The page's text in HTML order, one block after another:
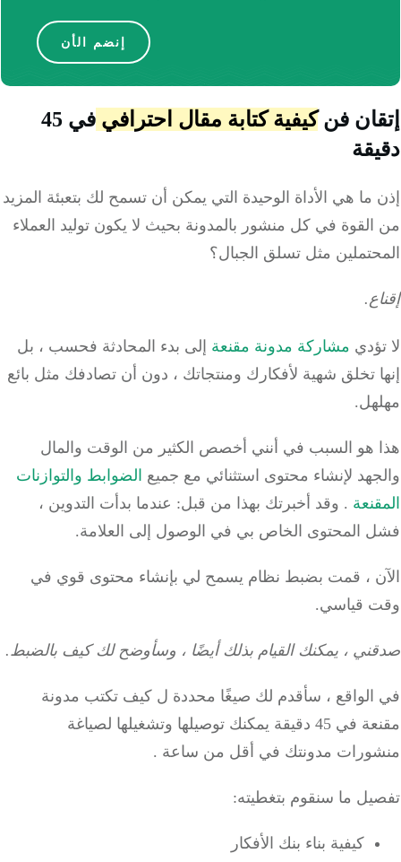
إنضم الأن
فنكيفية كتابة مقال احترافي
في 45
ما هي الأداة الوحيدة التي يمكن أن تسمح لك بتعبئة المزيد
في كل منشور بالمدونة بحيث لا يكون توليد العملاء
مثل تسلق الجبال؟
مشاركة مدونة مقنعةإلى بدء المحادثة فحسب ، بل
تخلق شهية لأفكارك ومنتجاتك ، دون أن تصادفك مثل بائع
هو السبب في أنني أخصص الكثير من الوقت والمال
لإنشاء محتوى استثنائي مع جميعالضوابط والتوازنات
.وقد أخبرتك بهذا من قبل: عندما بدأت التدوين ،
المحتوى الخاص بي في الوصول إلى العلامة.
، قمت بضبط نظام يسمح لي بإنشاء محتوى قوي في
قياسي.
، يمكنك القيام بذلك أيضًا ، وسأوضح لك كيف بالضبط.
، سأقدم لك صيغًا محددة ل كيف تكتب مدونة
مقنعة في 45 دقيقة يمكنك توصيلها وتشغيلها لصياغة
مدونتك في أقل من ساعة .
ما سنقوم بتغطيته:
كيفية بناء بنك الأفكار